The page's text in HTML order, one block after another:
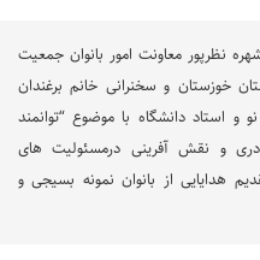
نظرپور معاونت امور بانوان جمعیت
خوزستان و سخنرانی خانم برغندان
و استاد دانشگاه با موضوع “توانمند
و نقش آفرینی درمسئولیت های
هدایایی از بانوان نمونه بسیجی و